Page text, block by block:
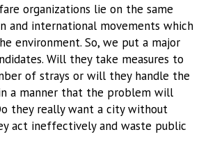
organizations lie on the same
and international movements which
environment. So, we put a major
Will they take measures to
of strays or will they handle the
a manner that the problem will
they really want a city without
act ineffectively and waste public